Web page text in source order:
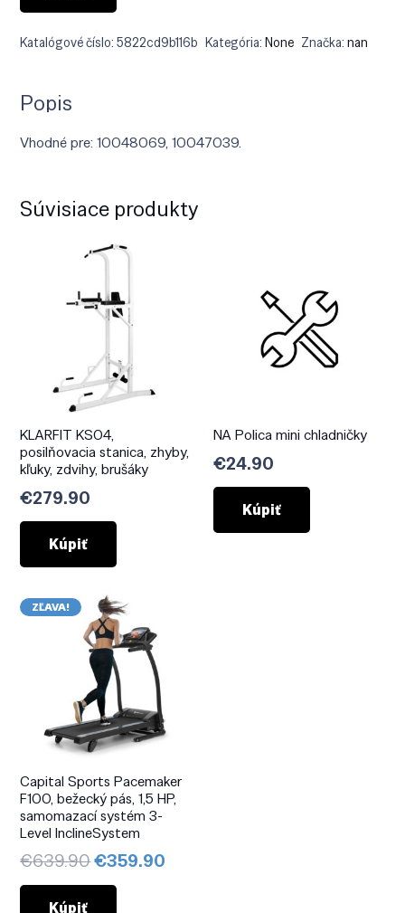
Katalógové číslo:5822cd9b116b Kategória:None Značka: nan
Popis
Vhodné pre: 10048069, 10047039.
Súvisiace produkty
KLARFIT KS04,
posilňovacia stanica, zhyby,
kľuky, zdvihy, brušáky
€279.90
Kúpiť
NA Polica mini chladničky
€24.90
Kúpiť
ZĽAVA!
Capital Sports Pacemaker
F100, bežecký pás, 1,5 HP,
samomazací systém 3-
Level InclineSystem
€639.90Pôvodná
cena
€359.90
Kúpiť